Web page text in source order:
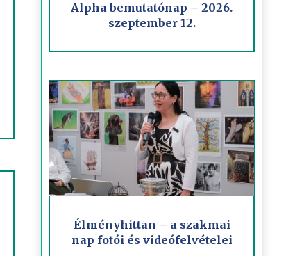
Alpha bemutatónap – 2026.
szeptember 12.
Élményhittan – a szakmai
nap fotói és videófelvételei